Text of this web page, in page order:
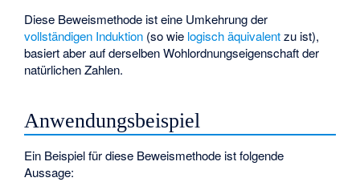
Diese Beweismethode ist eine Umkehrung der
vollständigen Induktion (so wie logisch äquivalentzu ist),
basiert aber auf derselben Wohlordnungseigenschaft der
natürlichen Zahlen.
Anwendungsbeispiel
Ein Beispiel für diese Beweismethode ist folgende
Aussage: